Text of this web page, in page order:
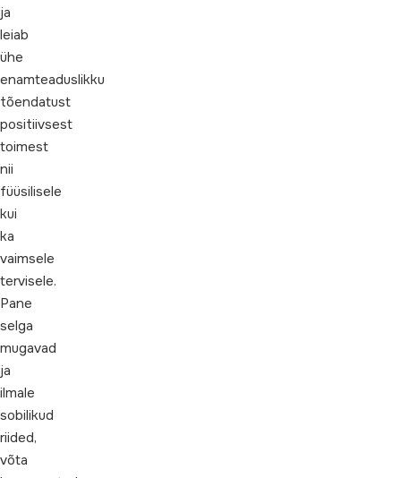
ja
leiab
ühe
enamteaduslikku
tõendatust
positiivsest
toimest
nii
füüsilisele
kui
ka
vaimsele
tervisele.
Pane
selga
mugavad
ja
ilmale
sobilikud
riided,
võta